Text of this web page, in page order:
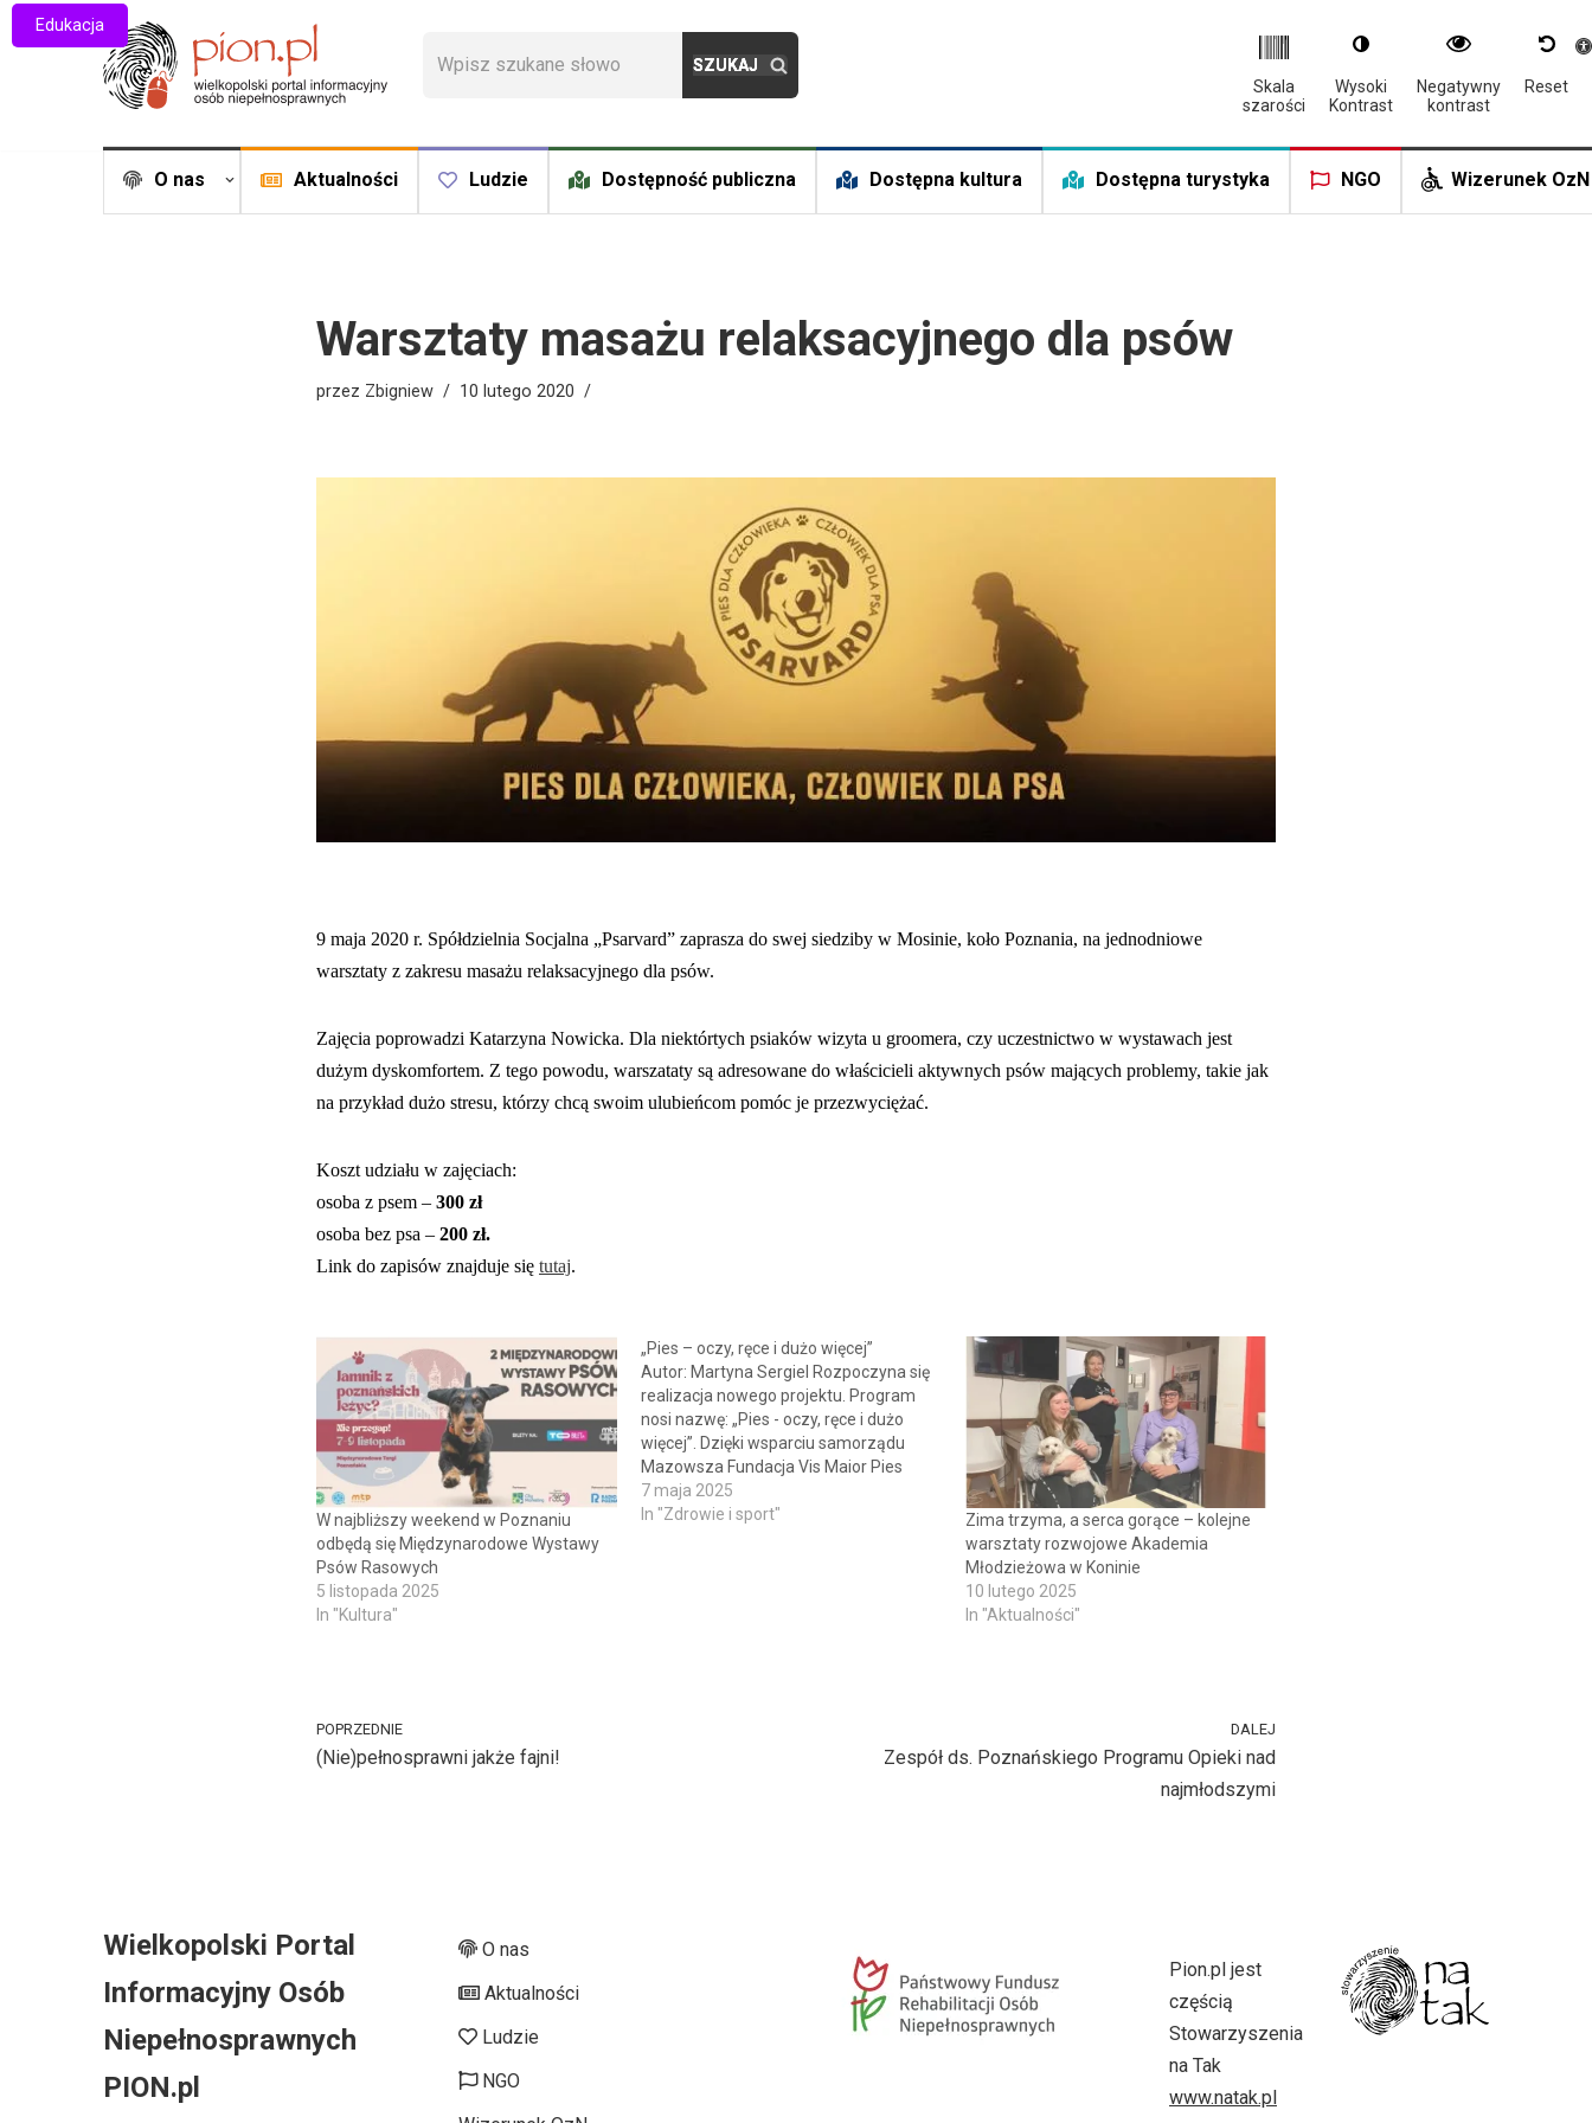
Skala
szarości
Wysoki
Kontrast
Negatywny
kontrast
Reset
O nas Aktualności Ludzie Dostępność publiczna Dostępna kultura Dostępna turystyka NGO Wizerunek OzN
Warsztaty masażu relaksacyjnego dla psów
przez Zbigniew 10 lutego 2020
Edukacja
9 maja 2020 r. Spółdzielnia Socjalna „Psarvard” zaprasza do swej siedziby w Mosinie, koło Poznania, na jednodniowe
warsztaty z zakresu masażu relaksacyjnego dla psów.
Zajęcia poprowadzi Katarzyna Nowicka. Dla niektórtych psiaków wizyta u groomera, czy uczestnictwo w wystawach jest
dużym dyskomfortem. Z tego powodu, warszataty są adresowane do właścicieli aktywnych psów mających problemy, takie jak
na przykład dużo stresu, którzy chcą swoim ulubieńcom pomóc je przezwyciężać.
Koszt udziału w zajęciach:
osoba z psem – 300 zł
osoba bez psa – 200 zł.
Link do zapisów znajduje się tutaj.
W najbliższy weekend w Poznaniu
odbędą się Międzynarodowe Wystawy
Psów Rasowych
5 listopada 2025
In "Kultura"
„Pies – oczy, ręce i dużo więcej”
Autor: Martyna Sergiel Rozpoczyna się
realizacja nowego projektu. Program
nosi nazwę: „Pies - oczy, ręce i dużo
więcej”. Dzięki wsparciu samorządu
Mazowsza Fundacja Vis Maior Pies
Przewodnik przeprowadzi szkolenia i
przygotuje do pracy 13 psów
7 maja 2025
In "Zdrowie i sport"
Zima trzyma, a serca gorące – kolejne
warsztaty rozwojowe Akademia
Młodzieżowa w Koninie
10 lutego 2025
In "Aktualności"
POPRZEDNIE
(Nie)pełnosprawni jakże fajni!
DALEJ
Zespół ds. Poznańskiego Programu Opieki nad
najmłodszymi
Wielkopolski Portal
Informacyjny Osób
Niepełnosprawnych
PION.pl
O nas
Aktualności
Ludzie
NGO
Pion.pl jest
częścią
Stowarzyszenia
na Tak
www.natak.pl